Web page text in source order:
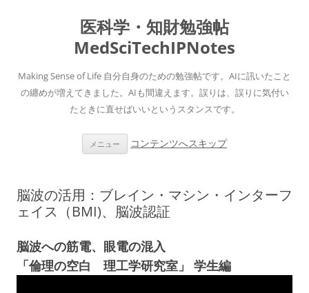
医科学・知財勉強帖
MedSciTechIPNotes
Making Sense of Life 自分自身のための勉強帖です。AIに訊いたこと
の纏めが増えてきました。AIも間違えます。誤りは、誤りに気付い
たときに直せばいいというスタンスです。
メニュー コンテンツへスキップ
脳波の活用：ブレイン・マシン・インターフ
ェイス（BMI)、脳波認証
脳波への筋電、眼電の混入
「倫理の空白 理工学研究室」 学生編